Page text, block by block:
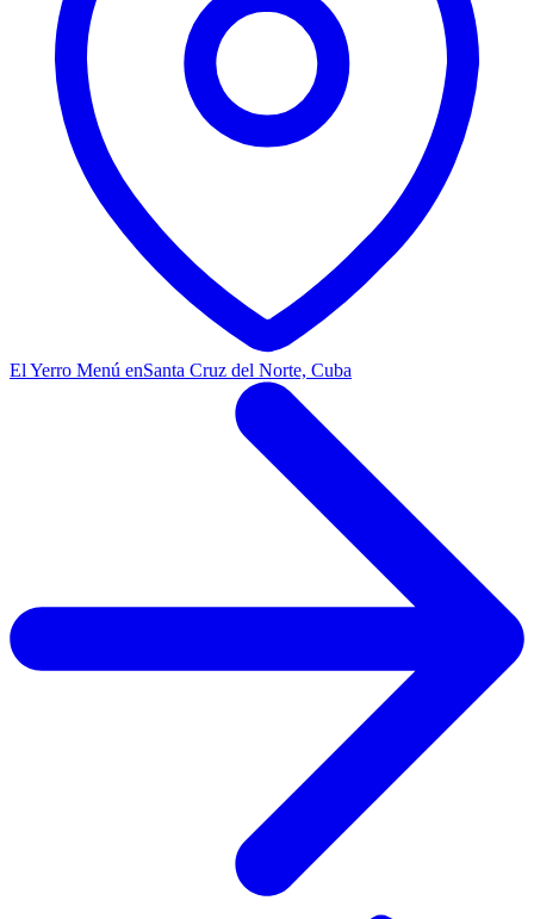
El Yerro Menú enSanta Cruz del Norte, Cuba